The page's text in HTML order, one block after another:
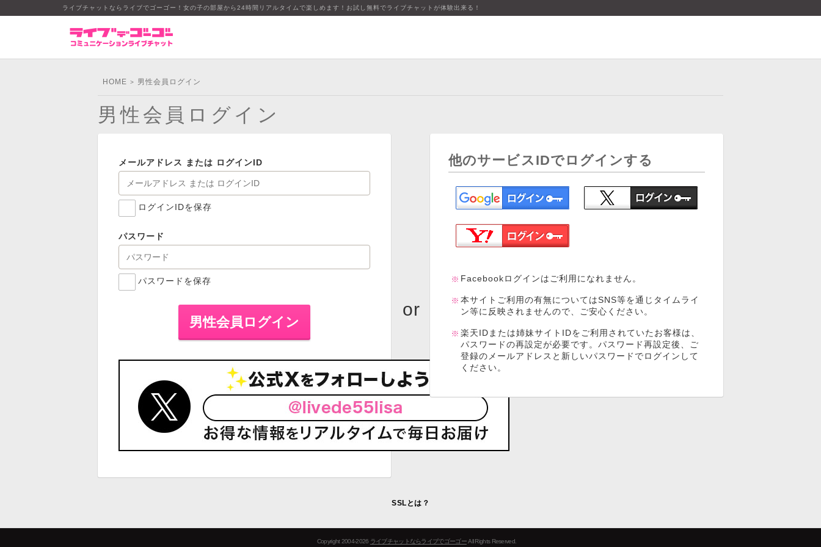
ライブチャットならライブでゴーゴー！女の子の部屋から24時間リアルタイムで楽しめます！お試し無料でライブチャットが体験出来る！
HOME > 男性会員ログイン
男性会員ログイン
メールアドレス または ログインID
ログインIDを保存
パスワード
パスワードを保存
他のサービスIDでログインする
Facebookログインはご利用になれません。
本サイトご利用の有無についてはSNS等を通じタイムライ
ン等に反映されませんので、ご安心ください。
楽天IDまたは姉妹サイトIDをご利用されていたお客様は、
パスワードの再設定が必要です。パスワード再設定後、ご
登録のメールアドレスと新しいパスワードでログインして
ください。
SSLとは？
Copyright 2004-2026 ライブチャットならライブでゴーゴーAll Rights Reserved.